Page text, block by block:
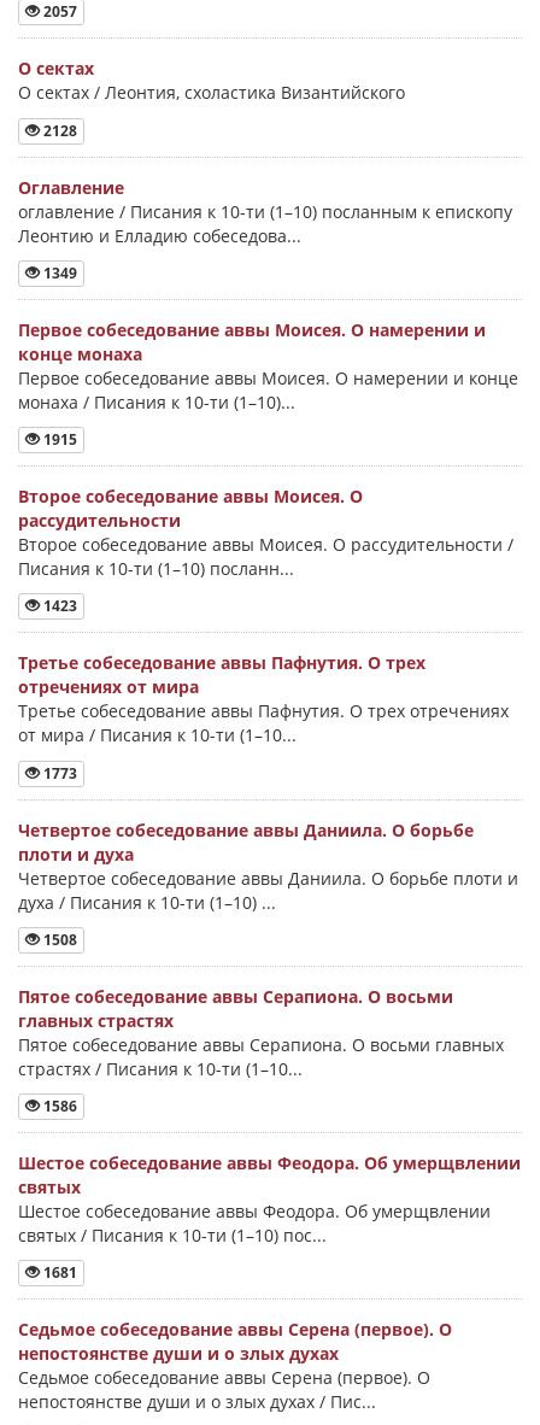
2057
О сектах
О сектах / Леонтия, схоластика Византийского
2128
Оглавление
оглавление / Писания к 10-ти (1–10) посланным к епископу
Леонтию и Елладию собеседова...
1349
Первое собеседование аввы Моисея. О намерении и
конце монаха
Первое собеседование аввы Моисея. О намерении и конце
монаха / Писания к 10-ти (1–10)...
1915
Второе собеседование аввы Моисея. О
рассудительности
Второе собеседование аввы Моисея. О рассудительности /
Писания к 10-ти (1–10) посланн...
1423
Третье собеседование аввы Пафнутия. О трех
отречениях от мира
Третье собеседование аввы Пафнутия. О трех отречениях
от мира / Писания к 10-ти (1–10...
1773
Четвертое собеседование аввы Даниила. О борьбе
плоти и духа
Четвертое собеседование аввы Даниила. О борьбе плоти и
духа / Писания к 10-ти (1–10) ...
1508
Пятое собеседование аввы Серапиона. О восьми
главных страстях
Пятое собеседование аввы Серапиона. О восьми главных
страстях / Писания к 10-ти (1–10...
1586
Шестое собеседование аввы Феодора. Об умерщвлении
святых
Шестое собеседование аввы Феодора. Об умерщвлении
святых / Писания к 10-ти (1–10) пос...
1681
Седьмое собеседование аввы Серена (первое). О
непостоянстве души и о злых духах
Седьмое собеседование аввы Серена (первое). О
непостоянстве души и о злых духах / Пис...